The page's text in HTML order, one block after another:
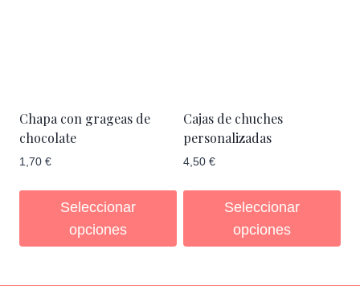
Chapa con grageas de
chocolate
1,70 €
Seleccionar
opciones
Cajas de chuches
personalizadas
4,50 €
Seleccionar
opciones